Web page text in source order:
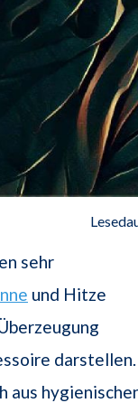
sehr
und Hitze
darstellen.
aus